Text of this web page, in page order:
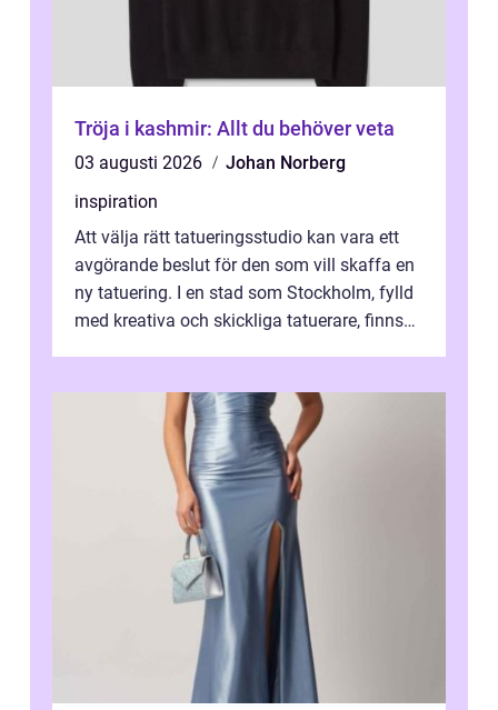
Tröja i kashmir: Allt du behöver veta
03 augusti 2026
Johan Norberg
inspiration
Att välja rätt tatueringsstudio kan vara ett
avgörande beslut för den som vill skaffa en
ny tatuering. I en stad som Stockholm, fylld
med kreativa och skickliga tatuerare, finns